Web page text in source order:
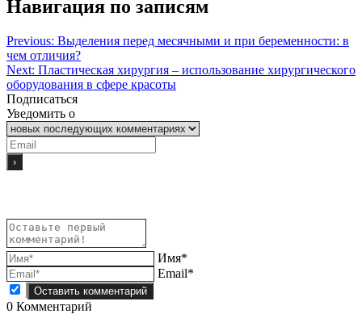
Навигация по записям
Previous: Выделения перед месячными и при беременности: в
чем отличия?
Next: Пластическая хирургия – использование хирургического
оборудования в сфере красоты
Подписаться
Уведомить о
Имя*
Email*
0 Комментарий